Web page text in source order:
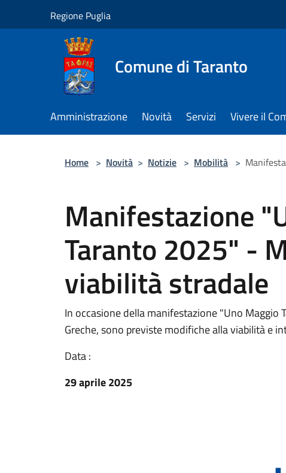
Regione Puglia
Comune di Taranto
Amministrazione Novità Servizi Vivere il
Home > Novità > Notizie > Mobilità >
Manifestazione
Taranto 2025" -
viabilità stradale
In occasione della manifestazione "Uno
Greche, sono previste modifiche alla viabilità e
Data :
29 aprile 2025